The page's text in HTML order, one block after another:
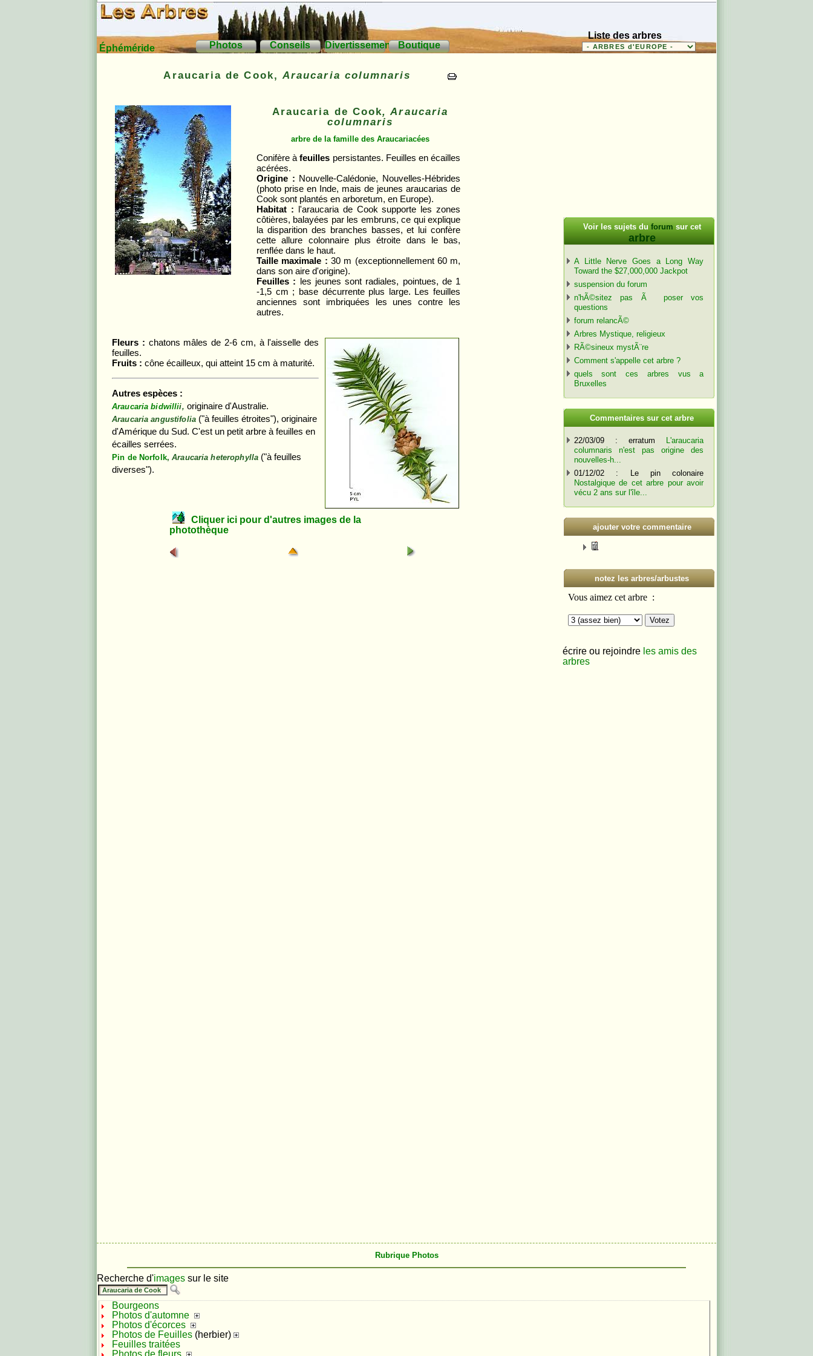
Éphéméride Photos Conseils DivertissementsBoutique
Liste des arbres
Araucaria de Cook, Araucaria columnaris
Araucaria de Cook, Araucaria
columnaris
arbre de la famille des Araucariacées
Conifère àfeuilles persistantes. Feuilles en écailles
acérées.
Origine : Nouvelle-Calédonie, Nouvelles-Hébrides
(photo prise en Inde, mais de jeunes araucarias de
Cook sont plantés en arboretum, en Europe).
Habitat :
l'araucaria de Cook supporte les zones
côtières, balayées par les embruns, ce qui explique
la disparition des branches basses, et lui confère
cette allure colonnaire plus étroite dans le bas,
renflée dans le haut.
Taille maximale : 30 m (exceptionnellement 60 m,
dans son aire d'origine).
Feuilles : les jeunes sont radiales, pointues, de 1
-1,5 cm ; base décurrente plus large. Les feuilles
anciennes sont imbriquées les unes contre les
autres.
Fleurs : chatons mâles de 2-6 cm, à l'aisselle des
feuilles.
Fruits : cône écailleux, qui atteint 15 cm à maturité.
Autres espèces :
Araucaria bidwillii, originaire d'Australie.
Araucaria angustifolia("à feuilles étroites"), originaire
d'Amérique du Sud. C'est un petit arbre à feuilles en
écailles serrées.
Pin de Norfolk,Araucaria heterophylla ("à feuilles
diverses").
Cliquer ici pour d'autres images de la
photothèque
Voir les sujets du forum sur cet
arbre
A Little Nerve Goes a Long Way
Toward the $27,000,000 Jackpot
suspension du forum
n'hÃ©sitez pas Ã poser vos
questions
forum relancÃ©
Arbres Mystique, religieux
RÃ©sineux mystÃ¨re
Comment s'appelle cet arbre ?
quels sont ces arbres vus a
Bruxelles
Commentaires sur cet arbre
22/03/09 : erratum
L'araucaria
columnaris n'est pas origine des
nouvelles-h...
01/12/02 : Le pin colonaire
Nostalgique de cet arbre pour avoir
vécu 2 ans sur l'île...
ajouter votre commentaire
notez les arbres/arbustes
écrire ou rejoindre les amis des
arbres
Rubrique Photos
Recherche d'images sur le site
Bourgeons
Photos d'automne
Photos d'écorces
Photos de Feuilles (herbier)
Feuilles traitées